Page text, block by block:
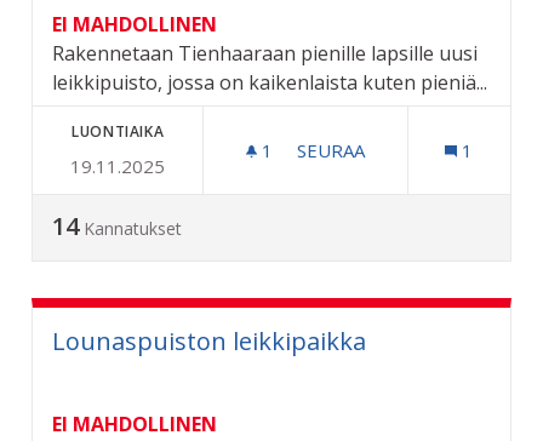
EI MAHDOLLINEN
Rakennetaan Tienhaaraan pienille lapsille uusi
leikkipuisto, jossa on kaikenlaista kuten pieniä...
LUONTIAIKA
19.11.2025
1 1 SEURAAJA
SEURAA 1
14 Kannatukset
Lounaspuiston leikkipaikka
EI MAHDOLLINEN